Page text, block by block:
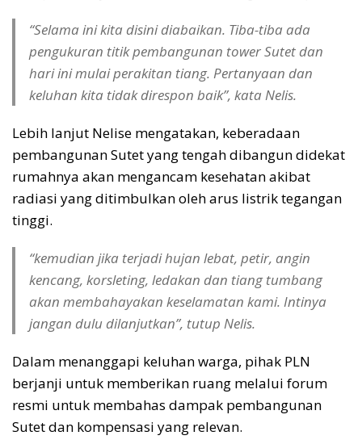
“Selama ini kita disini diabaikan. Tiba-tiba ada
pengukuran titik pembangunan tower Sutet dan
hari ini mulai perakitan tiang. Pertanyaan dan
keluhan kita tidak direspon baik”, kata Nelis.
Lebih lanjut Nelise mengatakan, keberadaan
pembangunan Sutet yang tengah dibangun didekat
rumahnya akan mengancam kesehatan akibat
radiasi yang ditimbulkan oleh arus listrik tegangan
tinggi.
“kemudian jika terjadi hujan lebat, petir, angin
kencang, korsleting, ledakan dan tiang tumbang
akan membahayakan keselamatan kami. Intinya
jangan dulu dilanjutkan”, tutup Nelis.
Dalam menanggapi keluhan warga, pihak PLN
berjanji untuk memberikan ruang melalui forum
resmi untuk membahas dampak pembangunan
Sutet dan kompensasi yang relevan.